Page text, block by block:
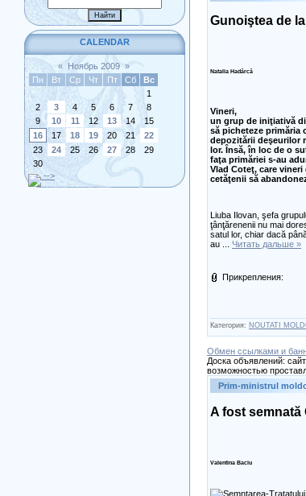
CALENDAR
« Ноябрь 2009 »
Пн
Вт Ср Чт Пт Сб
Вс
1
2
3 4 5 6 7
8
9
10 11 12 13 14
15
16
17 18 19 20 21
22
23
24 25 26 27 28
29
30
-->
Gunoiştea de
Natalia Hadârcă
Vineri,
un grup de iniţiativă
să picheteze primăria
depozitării deşeurilor
lor. Însă, în loc de o
faţa primăriei s-au
Vlad Coteţ, care
cetăţenii să
Liuba Ilovan, şefa
ţânţărenenii nu mai
satul lor, chiar dacă
au ... Читать дальше »
Прикрепления:
Категория: NOUTATI
Обмен ссылками и
Доска объявлений:
возможностью
Prim-ministrul
A fost
Valentina Baciu